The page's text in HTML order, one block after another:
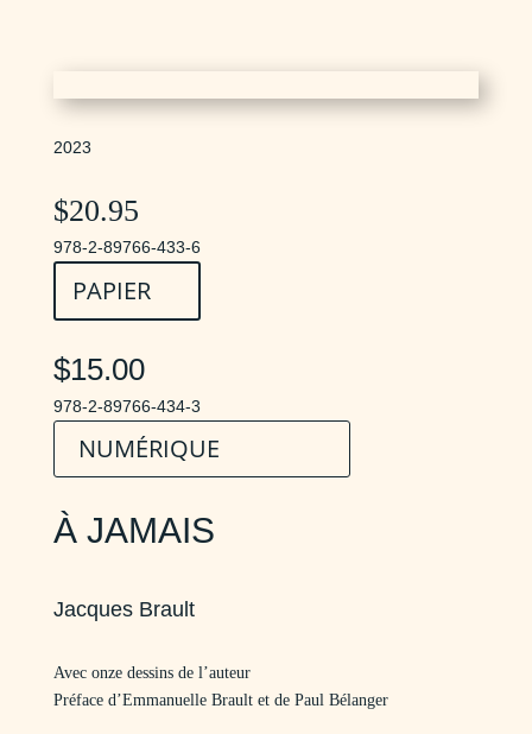
2023
$20.95
978-2-89766-433-6
PAPIER
$15.00
978-2-89766-434-3
NUMÉRIQUE
À JAMAIS
Jacques Brault
Avec onze dessins de l’auteur
Préface d’Emmanuelle Brault et de Paul Bélanger